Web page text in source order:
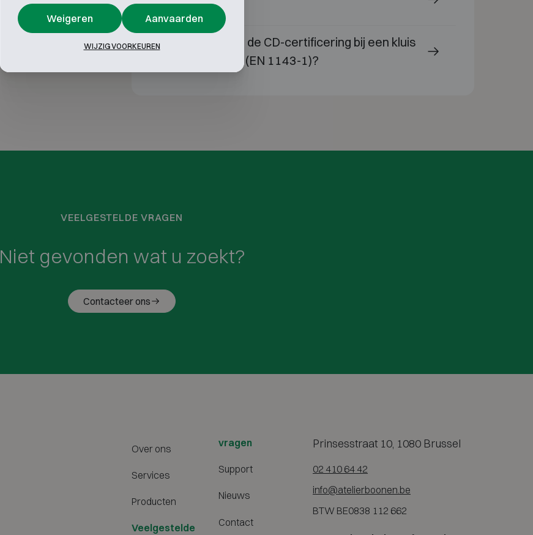
(EN 1143-1)?
Wat betekent de CD-certificering bij een kluis
of kluiskamer (EN 1143-1)?
VEELGESTELDE VRAGEN
Niet gevonden wat u zoekt?
Contacteer ons
Over ons
Services
Producten
Veelgestelde
vragen
Support
Nieuws
Contact
Prinsesstraat 10, 1080 Brussel
02 410 64 42
info@atelierboonen.be
BTW BE0838 112 662
Weigeren Aanvaarden
WIJZIG VOORKEUREN